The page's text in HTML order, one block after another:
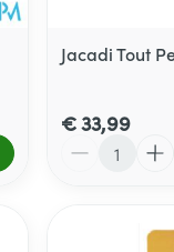
Jacadi Tout
€ 33,99